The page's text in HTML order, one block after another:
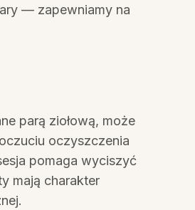
— zapewniamy na
parą ziołową, może
oczyszczenia
pomaga wyciszyć
mają charakter